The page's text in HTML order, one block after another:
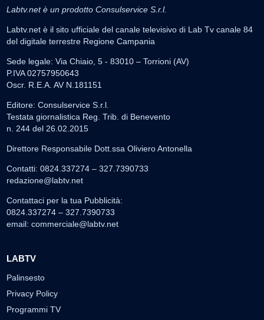
Labtv.net è un prodotto Consulservice S.r.l.
Labtv.net è il sito ufficiale del canale televisivo di Lab Tv canale 84
del digitale terrestre Regione Campania
Sede legale: Via Chiaio, 5 - 83010 – Torrioni (AV)
P.IVA 02757950643
Oscr. R.E.A. AV N.181151
Editore: Consulservice S.r.l.
Testata giornalistica Reg. Trib. di Benevento
n. 244 del 26.02.2015
Direttore Responsabile Dott.ssa Oliviero Antonella
Contatti: 0824.337274 – 327.7390733
redazione@labtv.net
Contattaci per la tua Pubblicità:
0824.337274 – 327.7390733
email: commerciale@labtv.net
LABTV
Palinsesto
Privacy Policy
Programmi TV